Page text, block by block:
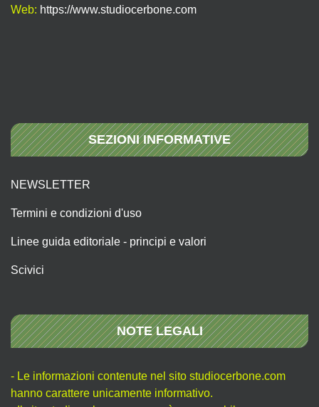
Web: https://www.studiocerbone.com
SEZIONI INFORMATIVE
NEWSLETTER
Termini e condizioni d'uso
Linee guida editoriale - principi e valori
Scivici
NOTE LEGALI
- Le informazioni contenute nel sito studiocerbone.com
hanno carattere unicamente informativo.